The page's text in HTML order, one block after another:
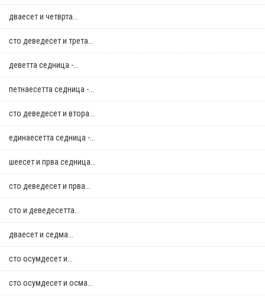
дваесет и четврта...
сто деведесет и трета...
деветта седница -...
петнаесетта седница -...
сто деведесет и втора...
единаесетта седница -...
шеесет и прва седница...
сто деведесет и прва...
сто и деведесетта...
дваесет и седма...
сто осумдесет и...
сто осумдесет и осма...